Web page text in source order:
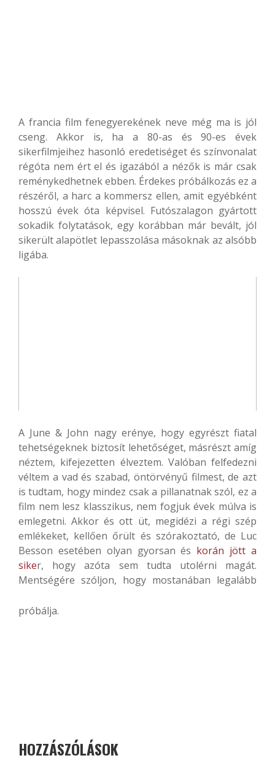
A francia film fenegyerekének neve még ma is jól
cseng. Akkor is, ha a 80-as és 90-es évek
sikerfilmjeihez hasonló eredetiséget és színvonalat
régóta nem ért el és igazából a nézők is már csak
reménykedhetnek ebben. Érdekes próbálkozás ez a
részéről, a harc a kommersz ellen, amit egyébként
hosszú évek óta képvisel. Futószalagon gyártott
sokadik folytatások, egy korábban már bevált, jól
sikerült alapötlet lepasszolása másoknak az alsóbb
ligába.
A June & John nagy erénye, hogy egyrészt fiatal
tehetségeknek biztosít lehetőséget, másrészt amíg
néztem, kifejezetten élveztem. Valóban felfedezni
véltem a vad és szabad, öntörvényű filmest, de azt
is tudtam, hogy mindez csak a pillanatnak szól, ez a
film nem lesz klasszikus, nem fogjuk évek múlva is
emlegetni. Akkor és ott üt, megidézi a régi szép
emlékeket, kellően őrült és szórakoztató, de Luc
Besson esetében olyan gyorsan és korán jött a
siker, hogy azóta sem tudta utolérni magát.
Mentségére szóljon, hogy mostanában legalább
próbálja.
HOZZÁSZÓLÁSOK